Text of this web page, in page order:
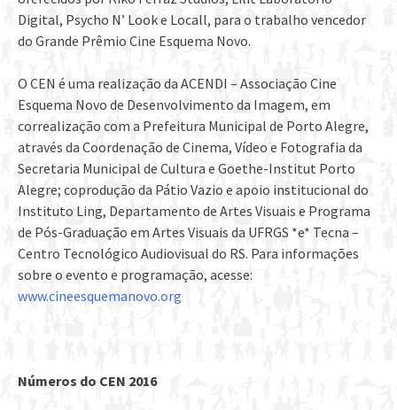
Digital, Psycho N’ Look e Locall, para o trabalho vencedor
do Grande Prêmio Cine Esquema Novo.
O CEN é uma realização da ACENDI – Associação Cine
Esquema Novo de Desenvolvimento da Imagem, em
correalização com a Prefeitura Municipal de Porto Alegre,
através da Coordenação de Cinema, Vídeo e Fotografia da
Secretaria Municipal de Cultura e Goethe-Institut Porto
Alegre; coprodução da Pátio Vazio e apoio institucional do
Instituto Ling, Departamento de Artes Visuais e Programa
de Pós-Graduação em Artes Visuais da UFRGS *e* Tecna –
Centro Tecnológico Audiovisual do RS. Para informações
sobre o evento e programação, acesse:
www.cineesquemanovo.org
Números do CEN 2016